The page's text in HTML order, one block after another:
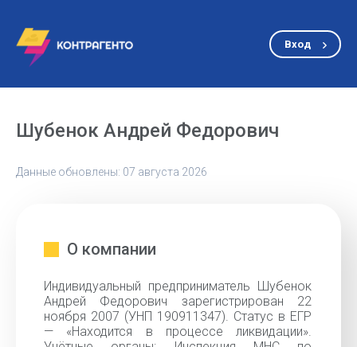
Вход
Шубенок Андрей Федорович
Данные обновлены: 07 августа 2026
О компании
Индивидуальный предприниматель Шубенок
Андрей Федорович зарегистрирован 22
ноября 2007 (УНП 190911347). Статус в ЕГР
— «Находится в процессе ликвидации».